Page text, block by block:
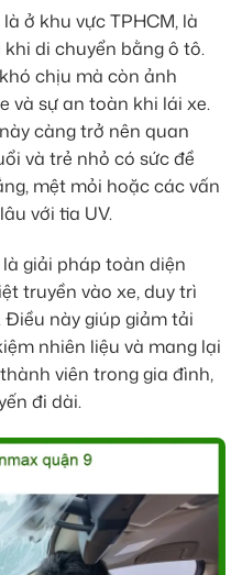
ở khu vực TPHCM, là
di chuyển bằng ô tô.
chịu mà còn ảnh
và sự an toàn khi lái xe.
càng trở nên quan
và trẻ nhỏ có sức đề
mệt mỏi hoặc các vấn
với tia UV.
giải pháp toàn diện
truyền vào xe, duy trì
Điều này giúp giảm tải
nhiên liệu và mang lại
viên trong gia đình,
đi dài.